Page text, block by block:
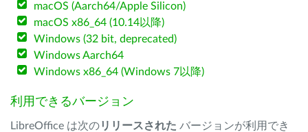
macOS (Aarch64/Apple Silicon)
macOS x86_64 (10.14以降)
Windows (32 bit, deprecated)
Windows Aarch64
Windows x86_64 (Windows 7以降)
利用できるバージョン
LibreOffice は次のリリースされた バージョンが利用でき